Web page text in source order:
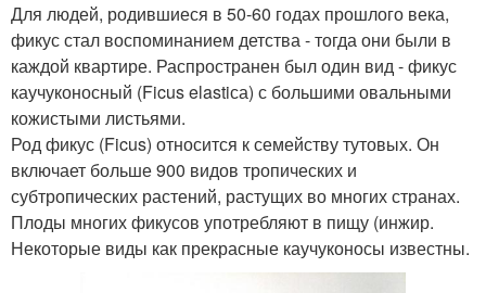
Для людей, родившиеся в 50-60 годах прошлого века,
фикус стал воспоминанием детства - тогда они были в
каждой квартире. Распространен был один вид - фикус
каучуконосный (Ficus elastiса) с большими овальными
кожистыми листьями.
Род фикус (Ficus) относится к семейству тутовых. Он
включает больше 900 видов тропических и
субтропических растений, растущих во многих странах.
Плоды многих фикусов употребляют в пищу (инжир.
Некоторые виды как прекрасные каучуконосы известны.